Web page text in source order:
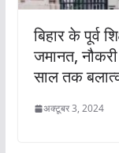
बिहार के पूर्व
जमानत,
साल तक
अक्टूबर 3, 2024